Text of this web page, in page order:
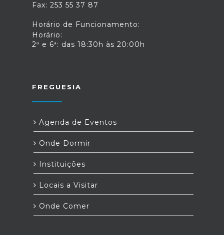
Fax: 253 55 37 87
Horário de Funcionamento:
Horário:
2ª e 6ª: das 18:30h às 20:00h
FREGUESIA
Agenda de Eventos
Onde Dormir
Instituições
Locais a Visitar
Onde Comer